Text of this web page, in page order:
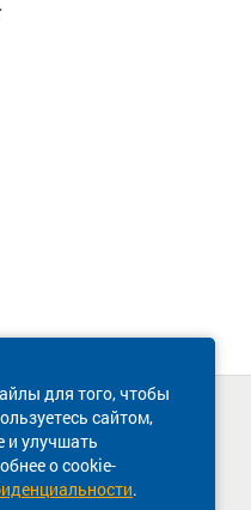
для того, чтобы
сайтом,
и улучшать
о cookie-
.
сайта
03-38